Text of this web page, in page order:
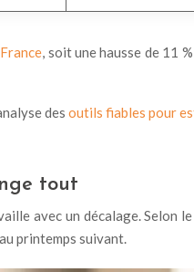
, soit une hausse de 11
des outils fiables pour
tout
avec un décalage. Selon le
printemps suivant.